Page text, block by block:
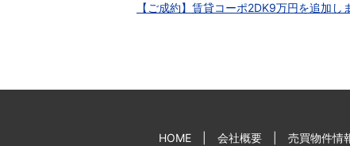
【ご成約】賃貸コーポ2DK9万円を追加し
HOME 会社概要 売買物件情